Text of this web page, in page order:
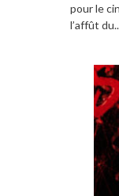
pour le
l’affût